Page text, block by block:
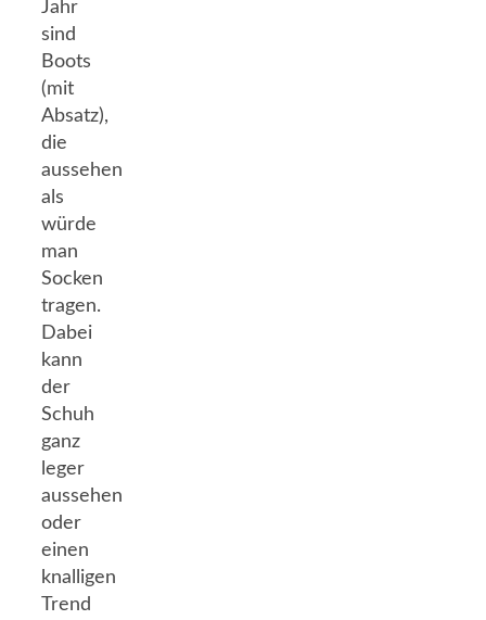
Jahr
sind
Boots
(mit
Absatz),
die
aussehen
als
würde
man
Socken
tragen.
Dabei
kann
der
Schuh
ganz
leger
aussehen
oder
einen
knalligen
Trend